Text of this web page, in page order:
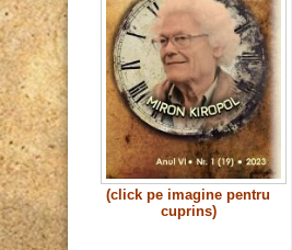
(click pe imagine pentru
cuprins)